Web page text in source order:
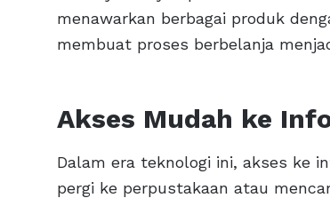
menawarkan berbagai produk
membuat proses berbelanja
Akses Mudah ke
Dalam era teknologi ini, akses ke
pergi ke perpustakaan atau